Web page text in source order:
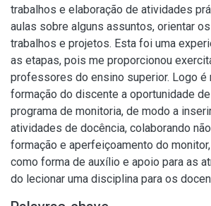
trabalhos e elaboração de atividades
aulas sobre alguns assuntos, orientar
trabalhos e projetos. Esta foi uma
as etapas, pois me proporcionou
professores do ensino superior. Logo é
formação do discente a oportunidade
programa de monitoria, de modo a
atividades de docência, colaborando
formação e aperfeiçoamento do
como forma de auxílio e apoio para as
do lecionar uma disciplina para os